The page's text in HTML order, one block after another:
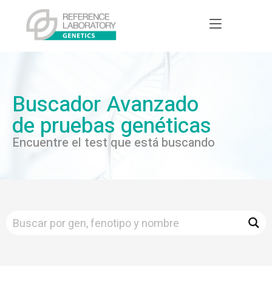
Buscador Avanzado
de pruebas genéticas
Encuentre el test que está buscando